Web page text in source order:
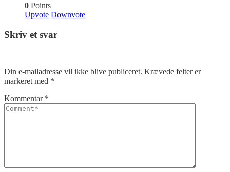
0 Points
Upvote Downvote
Skriv et svar
Din e-mailadresse vil ikke blive publiceret. Krævede felter er
markeret med *
Kommentar *